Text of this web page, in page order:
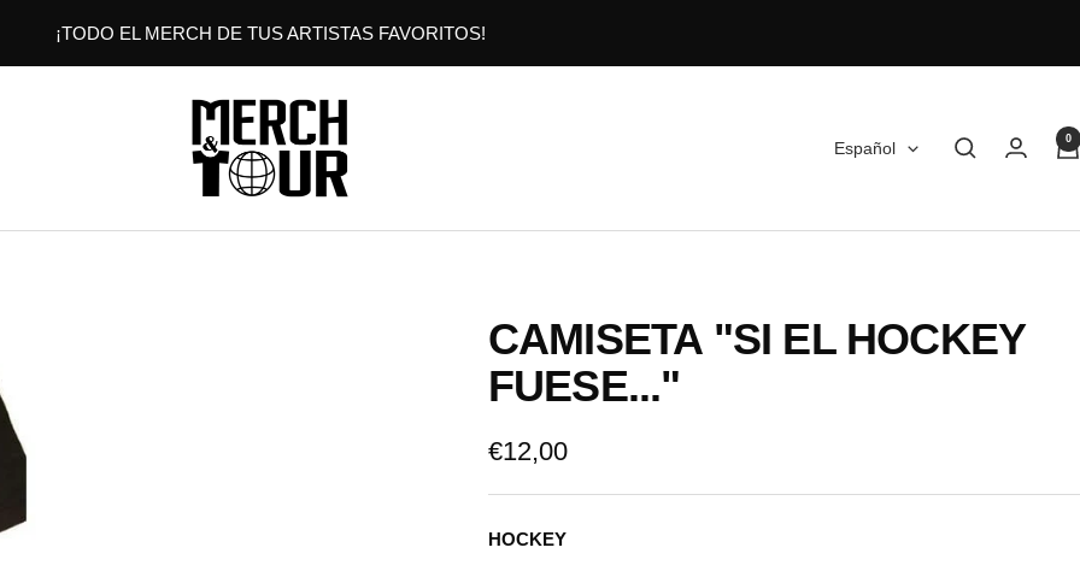
¡TODO EL MERCH DE TUS ARTISTAS FAVORITOS!
MERCHANDTOUR
Idioma
Español 0
CAMISETA "SI EL HOCKEY
FUESE..."
Precio
de
venta
€12,00
HOCKEY